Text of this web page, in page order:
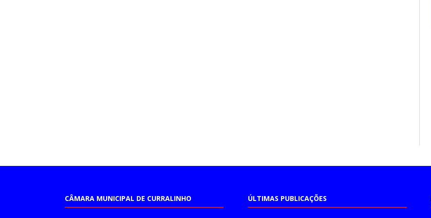
CÂMARA MUNICIPAL DE CURRALINHO ÚLTIMAS PUBLICAÇÕES